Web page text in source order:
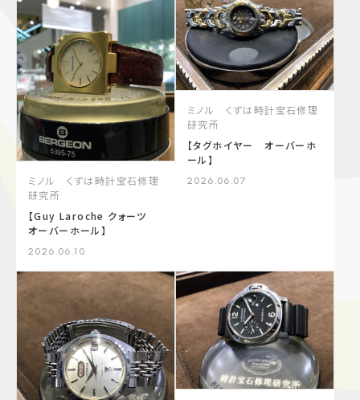
ミノル くずは時計宝石修理
研究所
【Guy Laroche クォーツ
オーバーホール】
2026.06.10
ミノル くずは時計宝石修理
研究所
【タグホイヤー オーバーホ
ール】
2026.06.07